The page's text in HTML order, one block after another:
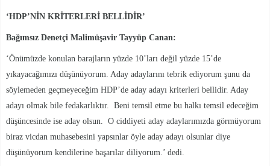
‘HDP’NİN KRİTERLERİ BELLİDİR’
Bağımsız Denetçi Malimüşavir Tayyüp Canan:
‘Önümüzde konulan barajların yüzde 10’ları değil yüzde 15’de
yıkayacağımızı düşünüyorum. Aday adaylarını tebrik ediyorum şunu da
söylemeden geçmeyeceğim HDP’de aday adayı kriterleri bellidir. Aday
adayı olmak bile fedakarlıktır. Beni temsil etme bu halkı temsil edeceğim
düşüncesinde ise aday olsun. O ciddiyeti aday adaylarımızda görmüyorum
biraz vicdan muhasebesini yapsınlar öyle aday adayı olsunlar diye
düşünüyorum kendilerine başarılar diliyorum.’ dedi.